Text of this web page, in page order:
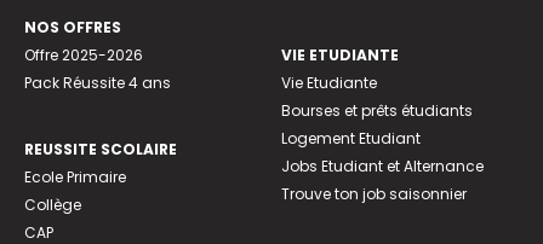
NOS OFFRES
Offre 2025-2026
Pack Réussite 4 ans
REUSSITE SCOLAIRE
Ecole Primaire
Collège
CAP
VIE ETUDIANTE
Vie Etudiante
Bourses et prêts étudiants
Logement Etudiant
Jobs Etudiant et Alternance
Trouve ton job saisonnier